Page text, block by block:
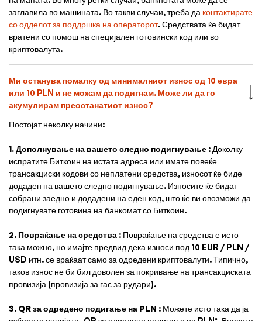
заглавила во машината. Во такви случаи, треба да контактирате
со одделот за поддршка на операторот. Средствата ќе бидат
вратени со помош на специјален готовински код или во
криптовалута.
Ми останува помалку од минималниот износ од 10 евра
или 10 PLN и не можам да подигнам. Може ли да го
акумулирам преостанатиот износ?
Постојат неколку начини:
1.Дополнување на вашето следно подигнување : Доколку
испратите Биткоин на истата адреса или имате повеќе
трансакциски кодови со неплатени средства, износот ќе биде
додаден на вашето следно подигнување. Износите ќе бидат
собрани заедно и додадени на еден код, што ќе ви овозможи да
подигнувате готовина на банкомат со Биткоин.
2. Повраќање на средства : Повраќање на средства е исто
така можно, но имајте предвид дека износи под 10 EUR / PLN /
USD итн. се враќаат само за одредени криптовалути. Типично,
таков износ не би бил доволен за покривање на трансакциската
провизија (провизија за гас за рудари).
3. QR за одредено подигање на PLN : Можете исто така да ја